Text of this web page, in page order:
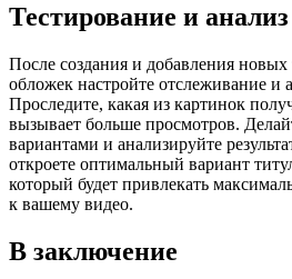
Тестирование и анализ
После создания и добавления
обложек настройте отслеживание и
Проследите, какая из картинок
вызывает больше просмотров.
вариантами и анализируйте
откроете оптимальный вариант
который будет привлекать
к вашему видео.
В заключение